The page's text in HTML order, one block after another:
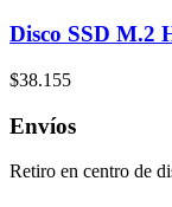
Disco SSD M.2
$38.155
Envíos
Retiro en centro de